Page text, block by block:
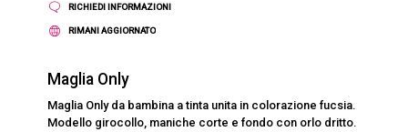
RICHIEDI INFORMAZIONI
RIMANI AGGIORNATO
Maglia Only
Maglia Only da bambina a tinta unita in colorazione fucsia.
Modello girocollo, maniche corte e fondo con orlo dritto.